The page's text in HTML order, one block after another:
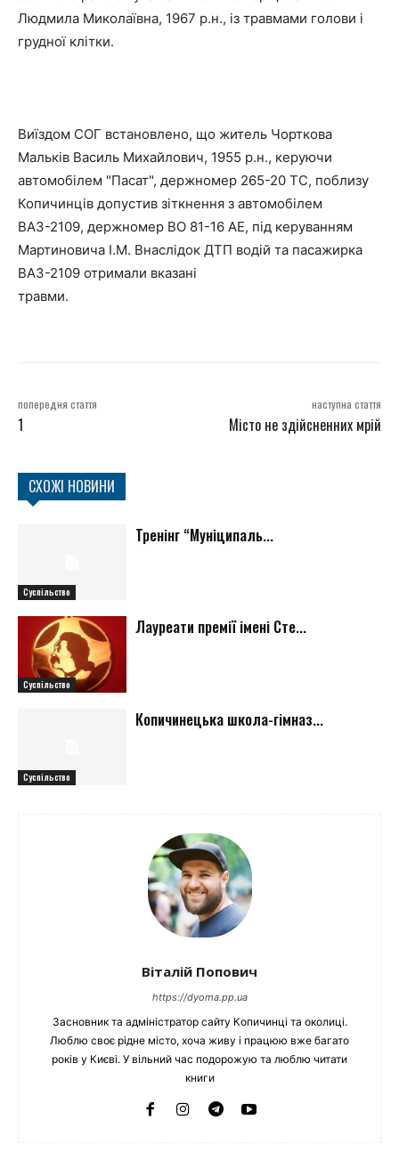
Людмила Миколаївна, 1967 р.н., iз травмами голови i
грудної клiтки.
Виїздом СОГ встановлено, що житель Чорткова
Малькiв Василь Михайлович, 1955 р.н., керуючи
автомобiлем "Пасат", держномер 265-20 ТС, поблизу
Копичинців допустив зiткнення з автомобілем
ВАЗ-2109, держномер ВО 81-16 АЕ, пiд керуванням
Мартиновича I.М. Внаслідок ДТП водій та пасажирка
ВАЗ-2109 отримали вказані
травми.
попередня стаття
1
наступна стаття
Місто не здійсненних мрій
СХОЖІ НОВИНИ
Суспільство
Тренінг “Муніципаль...
Суспільство
Лауреати премії імені Сте...
Суспільство
Копичинецька школа-гімназ...
Віталій Попович
https://dyoma.pp.ua
Засновник та адміністратор сайту Копичинці та околиці.
Люблю своє рідне місто, хоча живу і працюю вже багато
років у Києві. У вільний час подорожую та люблю читати
книги